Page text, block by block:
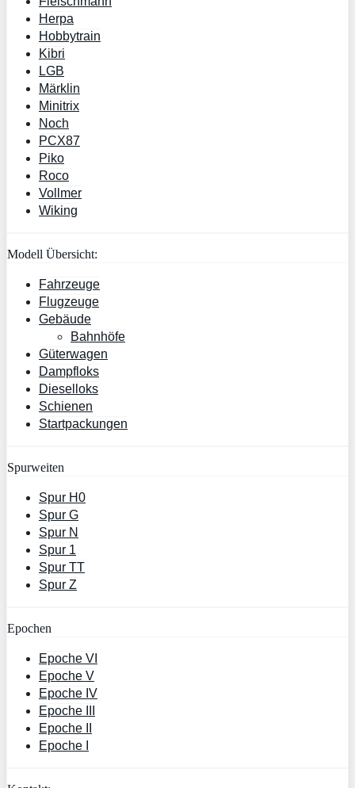
Herpa
Hobbytrain
Kibri
LGB
Märklin
Minitrix
Noch
PCX87
Piko
Roco
Vollmer
Wiking
Modell Übersicht:
Fahrzeuge
Flugzeuge
Gebäude
Bahnhöfe
Güterwagen
Dampfloks
Dieselloks
Schienen
Startpackungen
Spurweiten
Spur H0
Spur G
Spur N
Spur 1
Spur TT
Spur Z
Epochen
Epoche VI
Epoche V
Epoche IV
Epoche III
Epoche II
Epoche I